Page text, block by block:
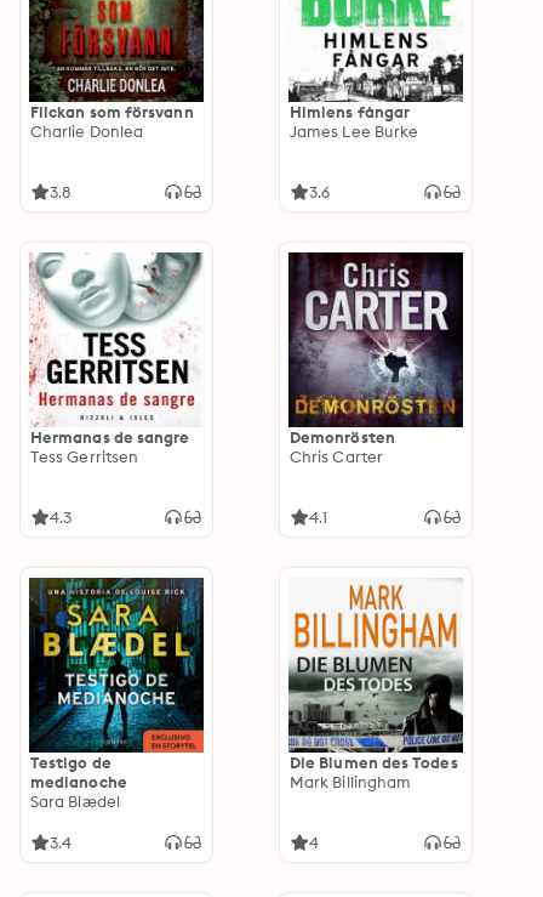
Flickan som försvann
Charlie Donlea
3.8
Himlens fångar
James Lee Burke
3.6
Hermanas de sangre
Tess Gerritsen
4.3
Demonrösten
Chris Carter
4.1
Testigo de
medianoche
Sara Blædel
3.4
Die Blumen des Todes
Mark Billingham
4